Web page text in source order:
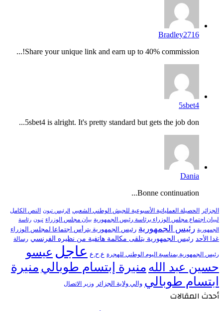
Bradley2716
Share your unique link and earn up to 40% commission!...
5sbet4
5sbet4 is alright. It's pretty standard but gets the job don...
Dania
Bonne continuation...
الجزائر الحصيلة العملياتية الأسبوعية للجيش الوطني الشعبي الرئيس تبون النص الكامل
لبيان اجتماع مجلس الوزراء برئاسة رئيس الجمهورية بيان مجلس الوزراء تبون رئاسة
الجمهورية رئيس الجمهورية رئيس الجمهورية يترأس اجتماعا لمجلس الوزراء
غدا الأحد رئيس الجمهورية يتلقى مكالمة هاتفية من نظيره الفرنسي رسالة
رئيس الجمهورية بمناسبة اليوم الوطني للهجرة ع.ح.ع عاجل عيسو
حسين عبد الله منيرة إبتسام طوبالي منيرة
ابتسام طوبالي والي ولاية الجزائر وزير الاتصال
أحدث المقالات